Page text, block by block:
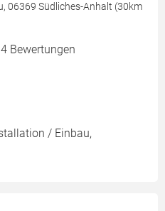
06369 Südliches-Anhalt (30km
Bewertungen
/ Einbau,